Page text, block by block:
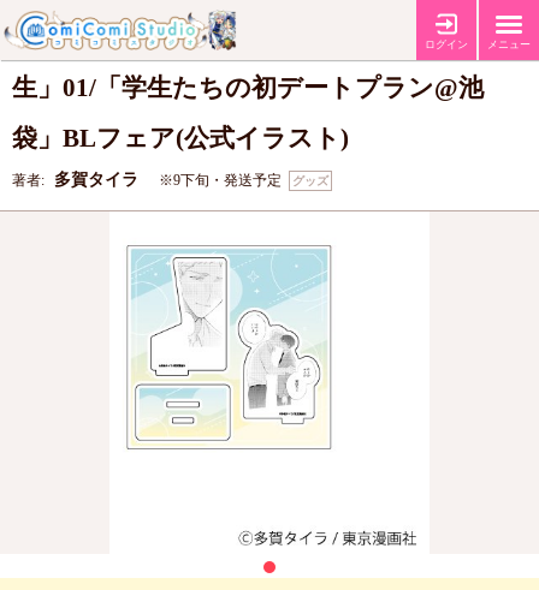
ログイン メニュー
アクリルスタンドプレート「多賀タイラ先
生」01/「学生たちの初デートプラン@池
袋」BLフェア(公式イラスト)
著者: 多賀タイラ ※9下旬・発送予定 グッズ